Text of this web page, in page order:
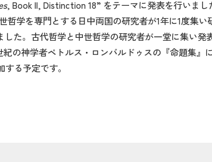
, Book II, Distinction 18” をテーマに発表を行いまし
学を専門とする日中両国の研究者が1年に1度集
た。古代哲学と中世哲学の研究者が一堂に集い発
の神学者ペトルス・ロンバルドゥスの『命題集』
る予定です。